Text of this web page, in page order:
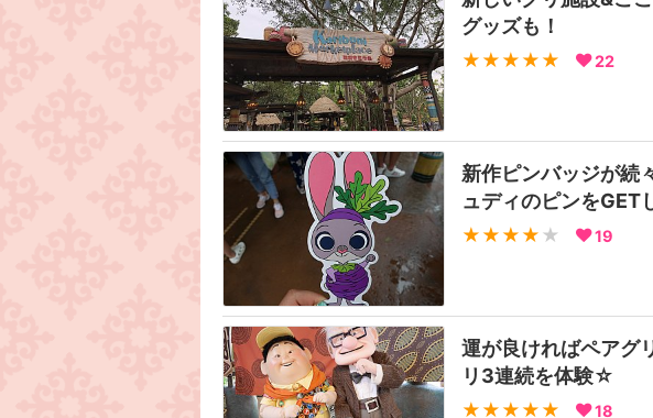
グッズも！
★★★★★ 22
新作ピンバッジが続
ュディのピンをGET
★★★★ ★ 19
運が良ければペアグ
リ3連続を体験☆
★★★★★ 18